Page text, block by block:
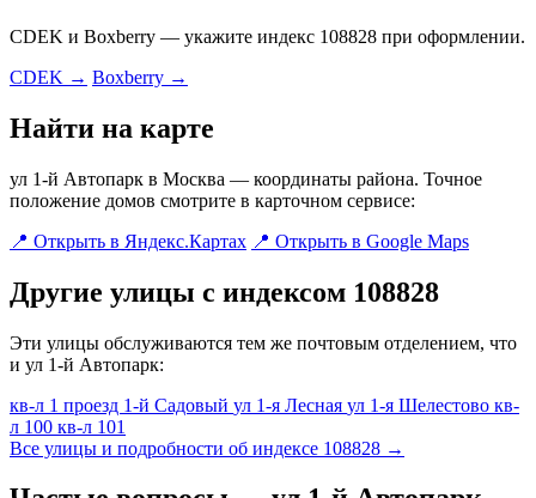
CDEK и Boxberry — укажите индекс 108828 при оформлении.
CDEK → Boxberry →
Найти на карте
ул 1-й Автопарк в Москва — координаты района. Точное
положение домов смотрите в карточном сервисе:
📍 Открыть в Яндекс.Картах 📍 Открыть в Google Maps
Другие улицы с индексом 108828
Эти улицы обслуживаются тем же почтовым отделением, что
и ул 1-й Автопарк:
кв-л 1 проезд 1-й Садовый ул 1-я Лесная ул 1-я Шелестово кв-
л 100 кв-л 101
Все улицы и подробности об индексе 108828 →